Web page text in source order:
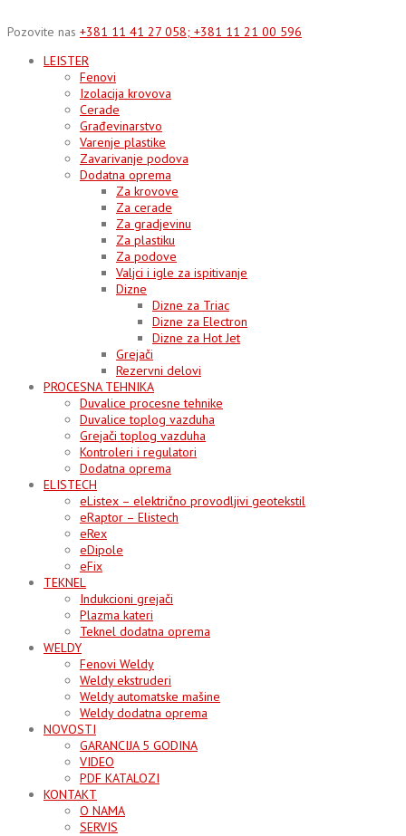
to
Pozovite nas +381 11 41 27 058; +381 11 21 00 596
LEISTER
Fenovi
Izolacija krovova
Cerade
Građevinarstvo
Varenje plastike
Zavarivanje podova
Dodatna oprema
Za krovove
Za cerade
Za gradjevinu
Za plastiku
Za podove
Valjci i igle za ispitivanje
Dizne
Dizne za Triac
Dizne za Electron
Dizne za Hot Jet
Grejači
Rezervni delovi
PROCESNA TEHNIKA
Duvalice procesne tehnike
Duvalice toplog vazduha
Grejači toplog vazduha
Kontroleri i regulatori
Dodatna oprema
ELISTECH
eListex – električno provodljivi geotekstil
eRaptor – Elistech
eRex
eDipole
eFix
TEKNEL
Indukcioni grejači
Plazma kateri
Teknel dodatna oprema
WELDY
Fenovi Weldy
Weldy ekstruderi
Weldy automatske mašine
Weldy dodatna oprema
NOVOSTI
GARANCIJA 5 GODINA
VIDEO
PDF KATALOZI
KONTAKT
O NAMA
SERVIS